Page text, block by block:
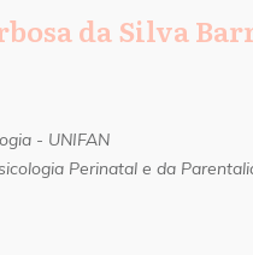
da Silva
- UNIFAN
Perinatal e da